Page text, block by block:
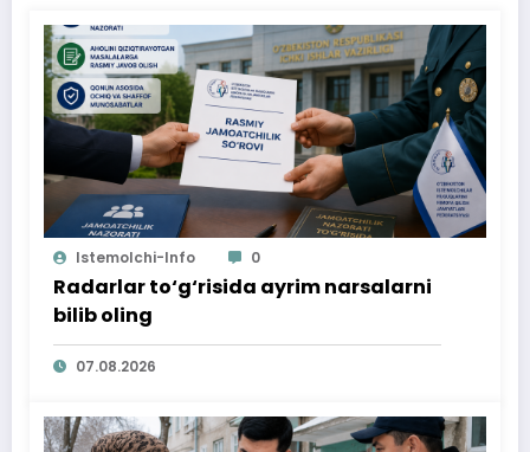
Istemolchi-Info 0
Radarlar to‘g‘risida ayrim narsalarni
bilib oling
07.08.2026